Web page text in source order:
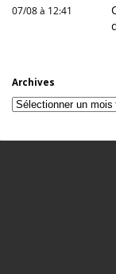
07/08 à 12:41
Archives
Archives